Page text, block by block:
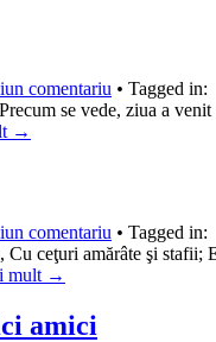
comentariu • Tagged in:
se vede, ziua a
→
comentariu • Tagged in:
ceţuri amărâte şi
mult →
amici